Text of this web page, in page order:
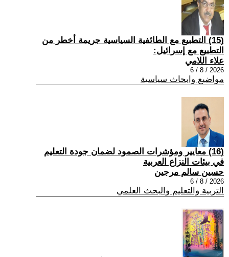
(15) التطبيع مع الطائفية السياسية جريمة أخطر من
التطبيع مع إسرائيل:
علاء اللامي
2026 / 8 / 6
مواضيع وابحاث سياسية
(16) معايير ومؤشرات الصمود لضمان جودة التعليم
في بيئات النزاع العربية
حسين سالم مرجين
2026 / 8 / 6
التربية والتعليم والبحث العلمي